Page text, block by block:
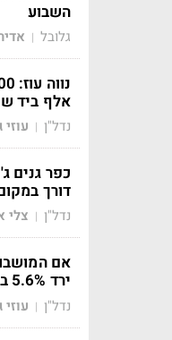
השבוע
גלובל |
אלף ביד
נדל"ן |
דורך
נדל"ן | צלי
ירד 5.6% בשנה
נדל"ן |